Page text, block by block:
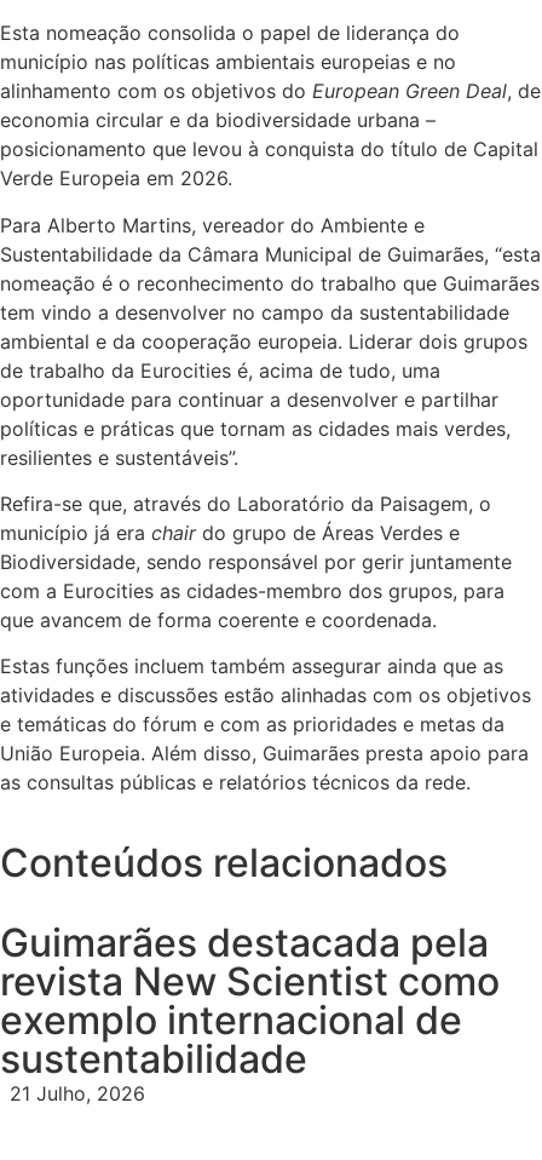
Esta nomeação consolida o papel de liderança do
município nas políticas ambientais europeias e no
alinhamento com os objetivos do European Green Deal, de
economia circular e da biodiversidade urbana –
posicionamento que levou à conquista do título de Capital
Verde Europeia em 2026.
Para Alberto Martins, vereador do Ambiente e
Sustentabilidade da Câmara Municipal de Guimarães, “esta
nomeação é o reconhecimento do trabalho que Guimarães
tem vindo a desenvolver no campo da sustentabilidade
ambiental e da cooperação europeia. Liderar dois grupos
de trabalho da Eurocities é, acima de tudo, uma
oportunidade para continuar a desenvolver e partilhar
políticas e práticas que tornam as cidades mais verdes,
resilientes e sustentáveis”.
Refira-se que, através do Laboratório da Paisagem, o
município já era chairdo grupo de Áreas Verdes e
Biodiversidade, sendo responsável por gerir juntamente
com a Eurocities as cidades-membro dos grupos, para
que avancem de forma coerente e coordenada.
Estas funções incluem também assegurar ainda que as
atividades e discussões estão alinhadas com os objetivos
e temáticas do fórum e com as prioridades e metas da
União Europeia. Além disso, Guimarães presta apoio para
as consultas públicas e relatórios técnicos da rede.
Conteúdos relacionados
Guimarães destacada pela
revista New Scientist como
exemplo internacional de
sustentabilidade
21 Julho, 2026